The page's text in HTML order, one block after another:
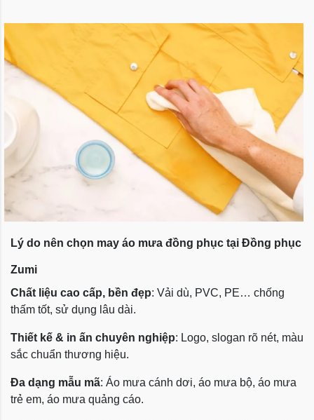
Lý do nên chọn may áo mưa đồng phục tại Đồng phục
Zumi
Chất liệu cao cấp, bền đẹp: Vải dù, PVC, PE… chống
thấm tốt, sử dụng lâu dài.
Thiết kế & in ấn chuyên nghiệp: Logo, slogan rõ nét, màu
sắc chuẩn thương hiệu.
Đa dạng mẫu mã: Áo mưa cánh dơi, áo mưa bộ, áo mưa
trẻ em, áo mưa quảng cáo.